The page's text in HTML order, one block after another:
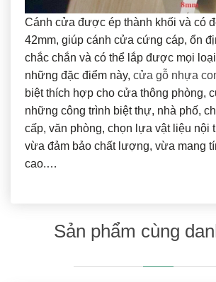
Cánh cửa được ép thành khối và có
42mm, giúp cánh cửa cứng cáp, ổn
chắc chắn và có thể lắp được mọi
những đặc điểm này, cửa gỗ nhựa
biệt thích hợp cho cửa thông phòng,
những công trình biệt thự, nhà phố,
cấp, văn phòng, chọn lựa vật liệu nội
vừa đảm bảo chất lượng, vừa mang
cao.…
Sản phẩm cùng